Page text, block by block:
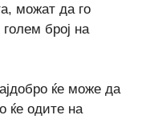
можат да го
голем број на
ќе може да
ќе одите на